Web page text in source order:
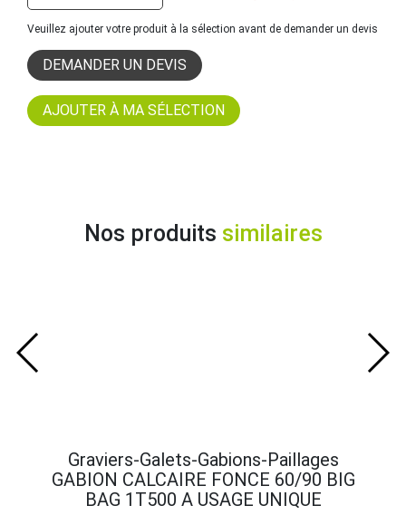
Veuillez ajouter votre produit à la sélection avant de demander un devis
DEMANDER UN DEVIS
Nos produits similaires
Graviers-Galets-Gabions-Paillages
GABION CALCAIRE FONCE 60/90 BIG
BAG 1T500 A USAGE UNIQUE